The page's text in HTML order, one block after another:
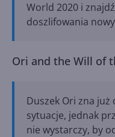
World 2020 i
doszlifowania
Ori and the Will of
Duszek Ori zna
sytuacje, jednak
nie wystarczy, by